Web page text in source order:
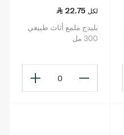
22.75 لكل
بليدج ملمع أثاث طبيعي
300 مل
0